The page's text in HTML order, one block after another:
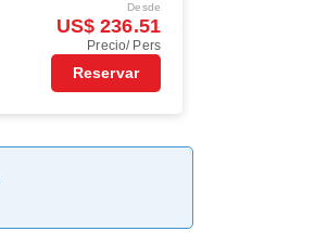
Desde
US$ 236.51
Precio/ Pers
Reservar